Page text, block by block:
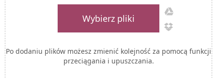
Wybierz pliki
Po dodaniu plików możesz zmienić kolejność za pomocą funkcji
przeciągania i upuszczania.